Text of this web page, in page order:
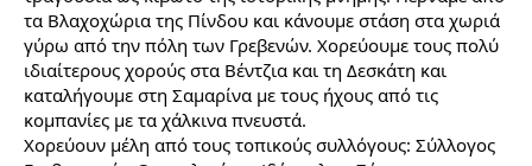
τα Βλαχοχώρια της Πίνδου και κάνουμε στάση στα χωριά
γύρω από την πόλη των Γρεβενών. Χορεύουμε τους πολύ
ιδιαίτερους χορούς στα Βέντζια και τη Δεσκάτη και
καταλήγουμε στη Σαμαρίνα με τους ήχους από τις
κομπανίες με τα χάλκινα πνευστά.
Χορεύουν μέλη από τους τοπικούς συλλόγους: Σύλλογος